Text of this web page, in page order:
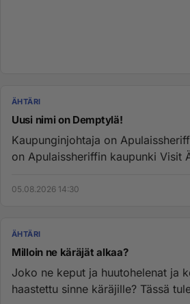
ÄHTÄRI
Uusi nimi on Demptylä!
Kaupunginjohtaja on
on Apulaissheriffin kaupunki Visit
05.08.2026 14:30
ÄHTÄRI
Milloin ne käräjät alkaa?
Joko ne keput ja huutohelenat ja
haastettu sinne käräjille? Tässä tulee jo odottavan aika